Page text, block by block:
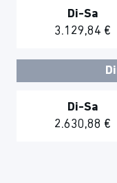
Di-Sa
3.129,84 €
Di-Sa
2.630,88 €